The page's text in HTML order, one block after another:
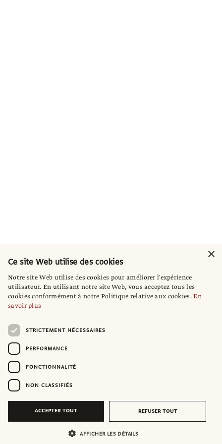
×
Ce site Web utilise des cookies
Notre site Web utilise des cookies pour améliorer l'expérience
utilisateur. En utilisant notre site Web, vous acceptez tous les
cookies conformément à notre Politique relative aux cookies.En
savoir plus
STRICTEMENT NÉCESSAIRES
PERFORMANCE
FONCTIONNALITÉ
NON CLASSIFIÉS
ACCEPTER TOUT REFUSER TOUT
AFFICHER LES DÉTAILS